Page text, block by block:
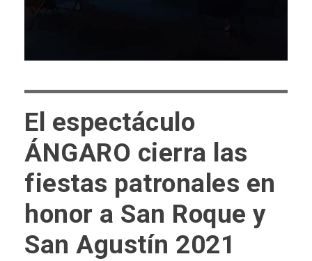
El espectáculo
ÁNGARO cierra las
fiestas patronales en
honor a San Roque y
San Agustín 2021